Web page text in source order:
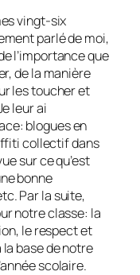
vingt-six
parlé de moi,
l’importance que
de la manière
les toucher et
leur ai
blogues en
collectif dans
sur ce qu’est
bonne
Par la suite,
notre classe: la
le respect et
base de notre
scolaire.